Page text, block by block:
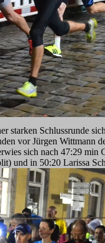
starken Schlussrunde
vor Jürgen Wittmann
sich nach 47:29 min
und in 50:20 Larissa